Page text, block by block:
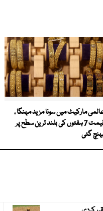
مارکیٹ میں سونا مزید مہنگا ،
قیمت 7 ہفتوں کی بلند ترین سطح پر
گئی